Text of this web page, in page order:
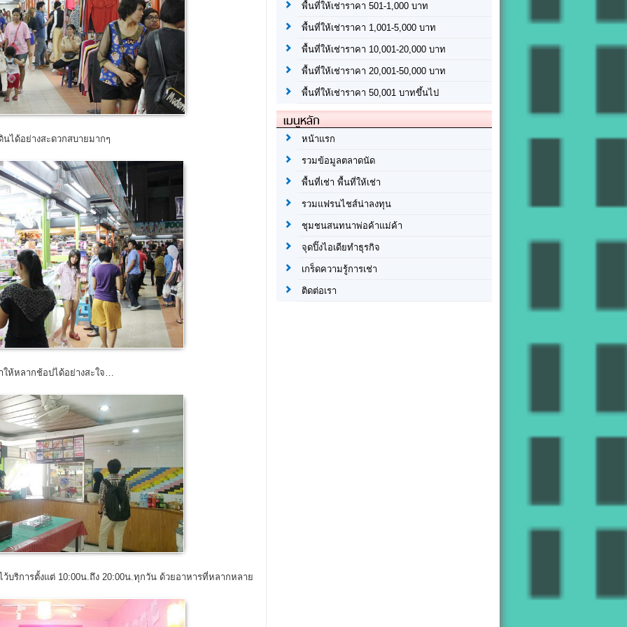
นได้อย่างสะดวกสบายมากๆ
ให้หลากช้อปได้อย่างสะใจ…
บริการตั้งแต่ 10:00น.ถึง 20:00น.ทุกวัน ด้วยอาหารที่หลากหลาย
พื้นที่ให้เช่าราคา 501-1,000 บาท
พื้นที่ให้เช่าราคา 1,001-5,000 บาท
พื้นที่ให้เช่าราคา 10,001-20,000 บาท
พื้นที่ให้เช่าราคา 20,001-50,000 บาท
พื้นที่ให้เช่าราคา 50,001 บาทขึ้นไป
เมนูหลัก
หน้าแรก
รวมข้อมูลตลาดนัด
พื้นที่เช่า พื้นที่ให้เช่า
รวมแฟรนไชส์น่าลงทุน
ชุมชนสนทนาพ่อค้าแม่ค้า
จุดปิ๊งไอเดียทำธุรกิจ
เกร็ดความรู้การเช่า
ติดต่อเรา